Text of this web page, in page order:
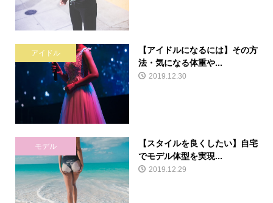
アイドル
【アイドルになるには】その方
法・気になる体重や...
2019.12.30
モデル
【スタイルを良くしたい】自宅
でモデル体型を実現...
2019.12.29